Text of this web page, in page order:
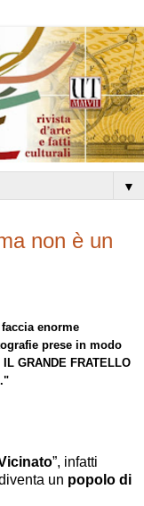
▼
non è un
enorme
prese in modo
IL GRANDE FRATELLO
”, infatti
un popolo di